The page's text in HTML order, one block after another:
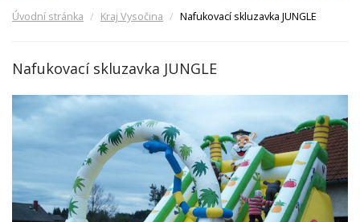
Úvodní stránka Kraj Vysočina Nafukovací skluzavka JUNGLE
Nafukovací skluzavka JUNGLE